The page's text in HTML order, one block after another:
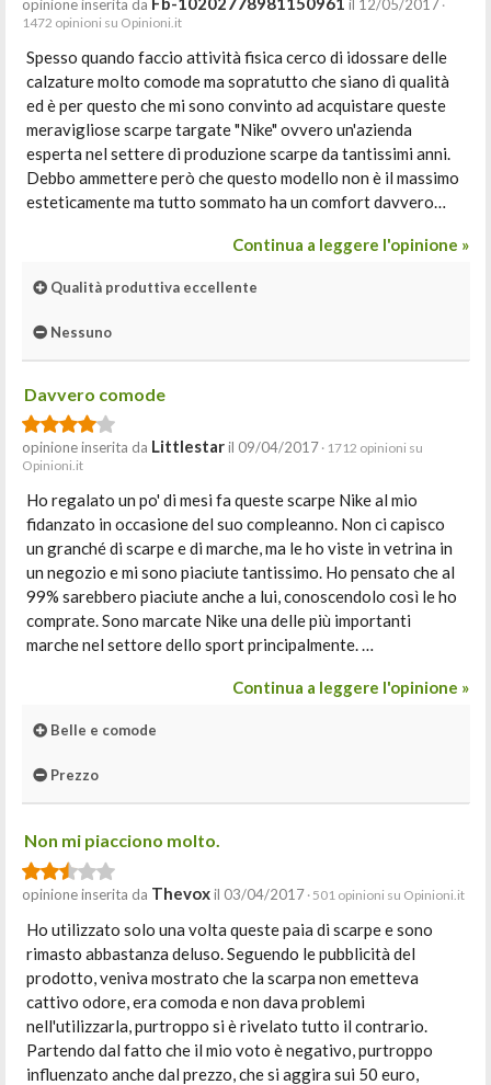
opinione inserita da il 12/05/2017 ·
1472 opinioni su Opinioni.it
Spesso quando faccio attività fisica cerco di idossare delle
calzature molto comode ma sopratutto che siano di qualità
ed è per questo che mi sono convinto ad acquistare queste
meravigliose scarpe targate "Nike" ovvero un'azienda
esperta nel settere di produzione scarpe da tantissimi anni.
Debbo ammettere però che questo modello non è il massimo
esteticamente ma tutto sommato ha un comfort davvero…
Continua a leggere l'opinione »
Qualità produttiva eccellente
Nessuno
Davvero comode
opinione inserita da Littlestaril 09/04/2017 · 1712 opinioni su
Opinioni.it
Ho regalato un po' di mesi fa queste scarpe Nike al mio
fidanzato in occasione del suo compleanno. Non ci capisco
un granché di scarpe e di marche, ma le ho viste in vetrina in
un negozio e mi sono piaciute tantissimo. Ho pensato che al
99% sarebbero piaciute anche a lui, conoscendolo così le ho
comprate. Sono marcate Nike una delle più importanti
marche nel settore dello sport principalmente. …
Continua a leggere l'opinione »
Belle e comode
Prezzo
Non mi piacciono molto.
opinione inserita da Thevoxil 03/04/2017 · 501 opinioni su Opinioni.it
Ho utilizzato solo una volta queste paia di scarpe e sono
rimasto abbastanza deluso. Seguendo le pubblicità del
prodotto, veniva mostrato che la scarpa non emetteva
cattivo odore, era comoda e non dava problemi
nell'utilizzarla, purtroppo si è rivelato tutto il contrario.
Partendo dal fatto che il mio voto è negativo, purtroppo
influenzato anche dal prezzo, che si aggira sui 50 euro,